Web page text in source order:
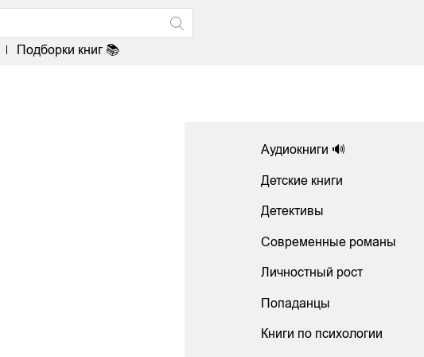
Подборки книг 📚
Аудиокниги 🔊
Детские книги
Детективы
Современные романы
Личностный рост
Попаданцы
Книги по психологии